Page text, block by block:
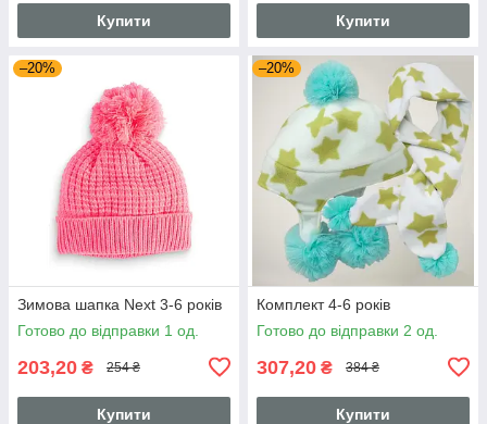
Купити Купити
–20%
Зимова шапка Next 3-6 років
Готово до відправки 1 од.
203,20 ₴ 254 ₴
Купити
–20%
Комплект 4-6 років
Готово до відправки 2 од.
307,20 ₴ 384 ₴
Купити